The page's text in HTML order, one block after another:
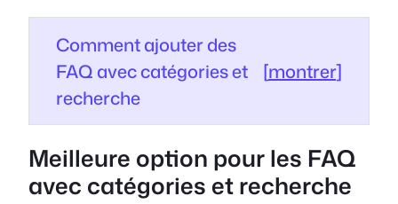
Comment ajouter des
FAQ avec catégories et
recherche
[montrer]
Meilleure option pour les FAQ
avec catégories et recherche